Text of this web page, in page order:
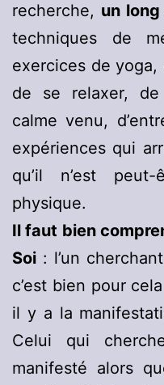
recherche, un
techniques de
exercices de yoga,
de se relaxer,
calme venu,
expériences qui
qu’il n’est
physique.
Il faut bien
Soi : l’un
c’est bien pour
il y a la
Celui qui
manifesté alors